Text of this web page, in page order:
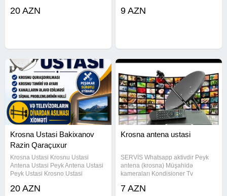
Televezirloran Divardan Asilmasi
20 AZN
qurraşdırılması Kronşteyin
9 AZN
Krosna Ustasi Bakixanov
Razin Qaraçuxur
Krosna Ustasi Krosnu Ustasi
Antena Ustasi Peyk Antena Ustasi
Peyk Ustasi Krosno Ustasi
Xidməti Televizorun Divara Montaji
20 AZN
Krosna antena ustasi
SERVİS Whatsapp aktivdir Peyk
antena (krosna) Müşahidə
kameraları Kondisioner Tv
Paltaryuyan Kombi Qurulması və
7 AZN